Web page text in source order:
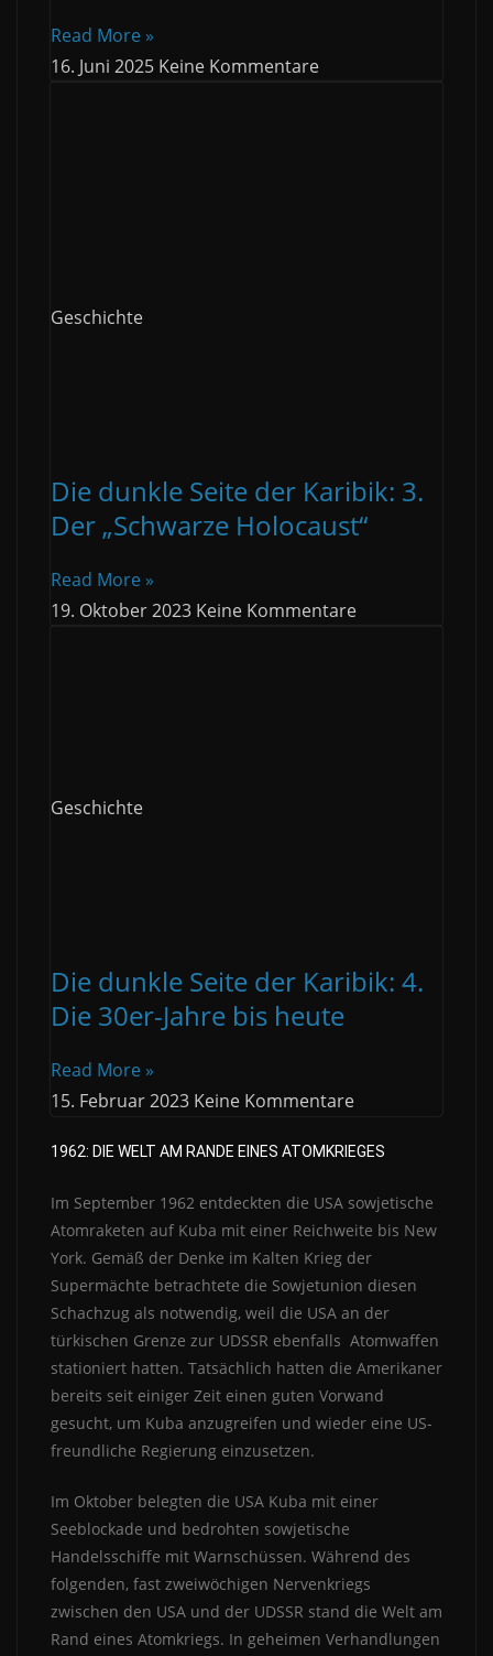
Read More »
16. Juni 2025 Keine Kommentare
Geschichte
Die dunkle Seite der Karibik: 3.
Der „Schwarze Holocaust“
Read More »
19. Oktober 2023 Keine Kommentare
Geschichte
Die dunkle Seite der Karibik: 4.
Die 30er-Jahre bis heute
Read More »
15. Februar 2023 Keine Kommentare
1962: DIE WELT AM RANDE EINES ATOMKRIEGES
Im September 1962 entdeckten die USA sowjetische
Atomraketen auf Kuba mit einer Reichweite bis New
York. Gemäß der Denke im Kalten Krieg der
Supermächte betrachtete die Sowjetunion diesen
Schachzug als notwendig, weil die USA an der
türkischen Grenze zur UDSSR ebenfalls Atomwaffen
stationiert hatten. Tatsächlich hatten die Amerikaner
bereits seit einiger Zeit einen guten Vorwand
gesucht, um Kuba anzugreifen und wieder eine US-
freundliche Regierung einzusetzen.
Im Oktober belegten die USA Kuba mit einer
Seeblockade und bedrohten sowjetische
Handelsschiffe mit Warnschüssen. Während des
folgenden, fast zweiwöchigen Nervenkriegs
zwischen den USA und der UDSSR stand die Welt am
Rand eines Atomkriegs. In geheimen Verhandlungen